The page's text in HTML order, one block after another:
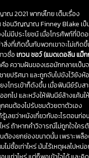
2021 พากษ์ไทย เต็มเรื่อง
อนวิญญาณ Finney Blake เป็
ไม่มีประโยชน์ เมื่อโทรศัพท์ที่ปิ
งที่เกิดขึ้นกับพวกเขาจะไม่เกิ
าวชื่อเกวน ชอว์ (แมดเดอลีน แม็
อ ความฝันของเธอมักกลายเป็
ยปริศนา และถูกจับไปขังไว้ยัง
โทรเข้าก็ดังขึ้น เมื่อฟินนีย์รั
กไป และหวังให้ฟินนีย์ล้างแค้น
คนต้องไปรับชมด้วยตาตัวเอง
เลยว่าหนังเกี่ยวกับอะไรตอนก่
ถ้าหากคำวิจารณ์ไม่ถูกใจใค
ต้องยกย่องขนาดนั้น เพราะพล็
ซื้อเท่าไหร่ มันไร้เหตุผลไปหน่